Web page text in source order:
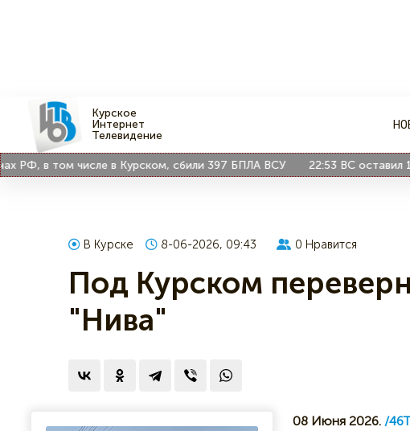
Курское
Интернет
Телевидение
в том числе в Курском, сбили 397 БПЛА ВСУ 22:53 ВС оставил 16
В Курске 8-06-2026, 09:43 0 Нравится
Под Курском
"Нива"
08 Июня 2026. /